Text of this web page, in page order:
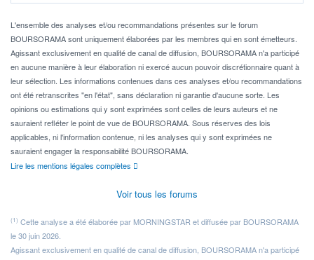
Pour l' ...
L'ensemble des analyses et/ou recommandations présentes sur le forum
BOURSORAMA sont uniquement élaborées par les membres qui en sont émetteurs.
Agissant exclusivement en qualité de canal de diffusion, BOURSORAMA n'a participé
en aucune manière à leur élaboration ni exercé aucun pouvoir discrétionnaire quant à
leur sélection. Les informations contenues dans ces analyses et/ou recommandations
ont été retranscrites "en l'état", sans déclaration ni garantie d'aucune sorte. Les
opinions ou estimations qui y sont exprimées sont celles de leurs auteurs et ne
sauraient refléter le point de vue de BOURSORAMA. Sous réserves des lois
applicables, ni l'information contenue, ni les analyses qui y sont exprimées ne
sauraient engager la responsabilité BOURSORAMA.
Lire les mentions légales complètes
Voir tous les forums
(1) Cette analyse a été élaborée par MORNINGSTAR et diffusée par BOURSORAMA
le 30 juin 2026.
Agissant exclusivement en qualité de canal de diffusion, BOURSORAMA n'a participé